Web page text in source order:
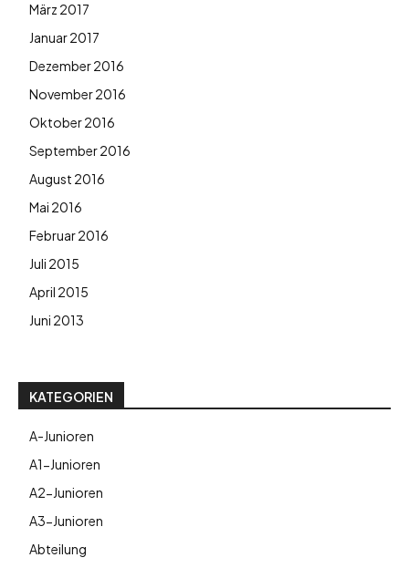
März 2017
Januar 2017
Dezember 2016
November 2016
Oktober 2016
September 2016
August 2016
Mai 2016
Februar 2016
Juli 2015
April 2015
Juni 2013
KATEGORIEN
A-Junioren
A1-Junioren
A2-Junioren
A3-Junioren
Abteilung